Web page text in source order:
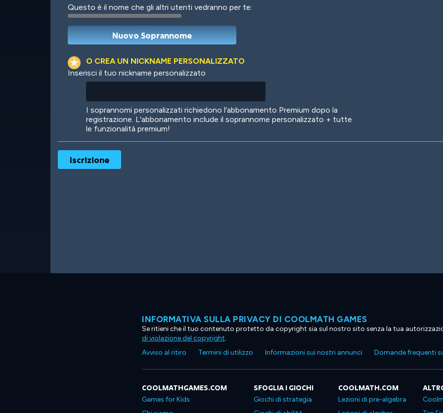
Robotic International
Ooh! Aah!
Questo è il nome che gli altri utenti vedranno per te:
O CREA UN NICKNAME PERSONALIZZATO
Inserisci il tuo nickname personalizzato
I soprannomi personalizzati richiedono l'abbonamento Premium dopo la
registrazione. L'abbonamento include il soprannome personalizzato + tutte
le funzionalità premium!
INFORMATIVA SULLA PRIVACY DI COOLMATH GAMES
Se ritieni che il tuo contenuto protetto da copyright sia sul nostro sito senza la tua
di violazione del copyright.
Avviso al ritiro
Termini di utilizzo Informazioni sui nostri annunci Domande frequenti
COOLMATHGAMES.COM
Games for Kids
SFOGLIA I GIOCHI
Giochi di strategia
COOLMATH.COM
Lezioni di pre-algebra